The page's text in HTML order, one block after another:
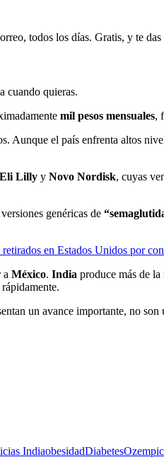
todos los días. Gratis, y te
cuando quieras.
mil pesos mensuales,
Aunque el país enfrenta altos
Eli Lilly y Novo Nordisk, cuyas
genéricas de
en Estados Unidos por
a México. India produce más de
un avance importante, no
IndiaobesidadDiabetesOzempic